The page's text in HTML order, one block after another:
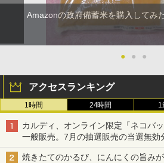
Amazonの政府備蓄米を購入してみ
● ● ●
アクセスランキング
1時間 24時間 1
カルディ、オンライン限定「ネコバ
一般販売。7月の抽選販売の当選無効
焼きたてのかるび、にんにくの旨み